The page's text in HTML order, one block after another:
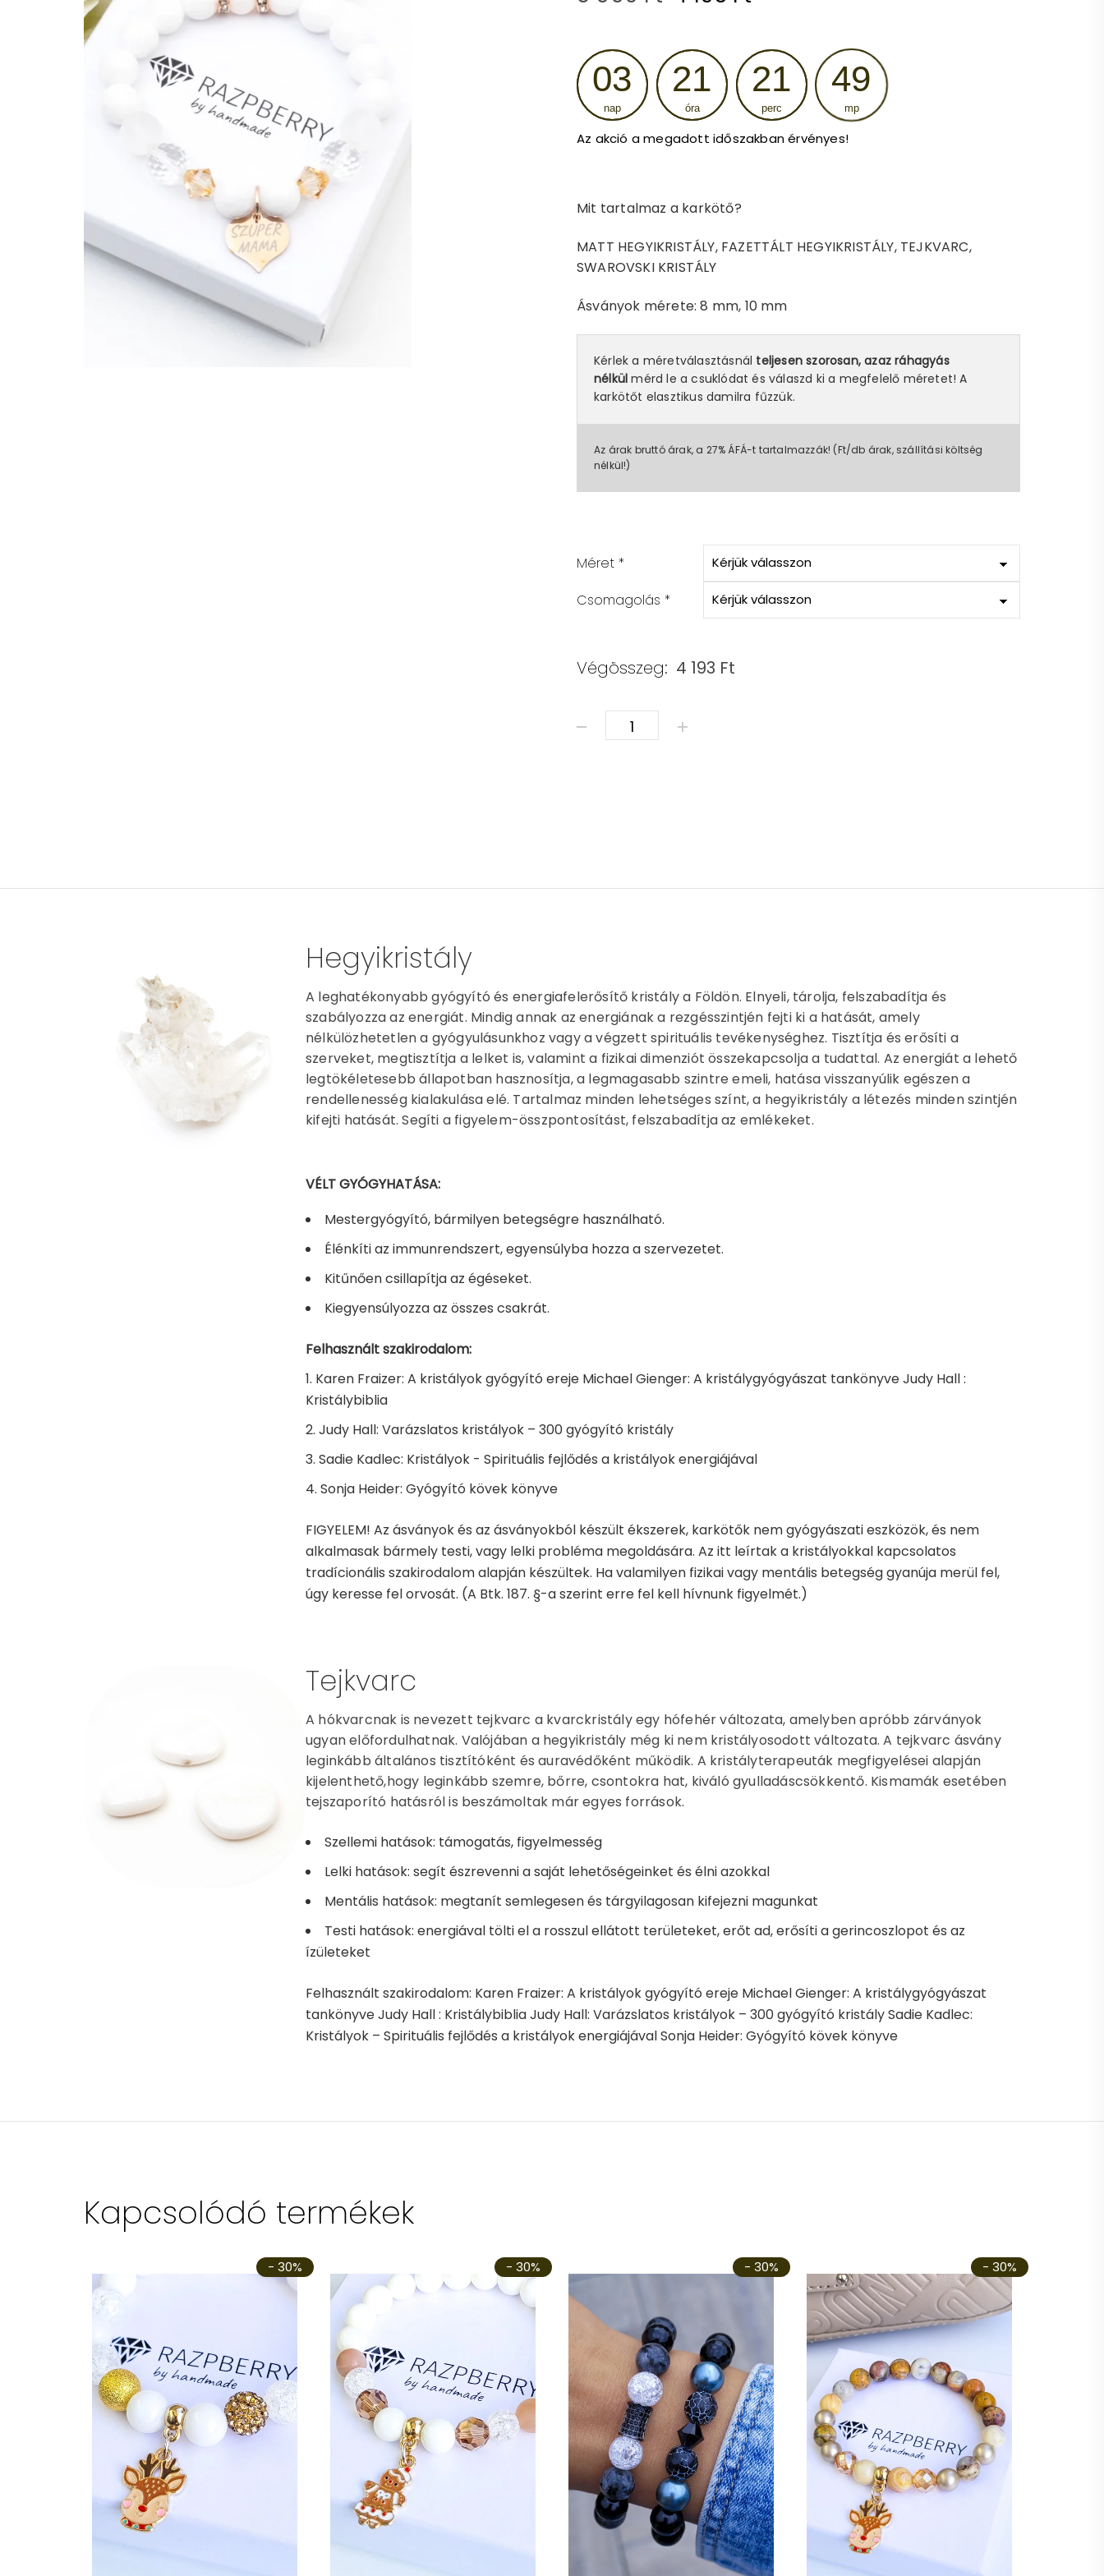
was:
5
990 Ft.
is:
4
193 Ft.
03
nap
21
óra
21
perc
48
mp
Az akció a megadott időszakban érvényes!
Mit tartalmaz a karkötő?
MATT HEGYIKRISTÁLY, FAZETTÁLT HEGYIKRISTÁLY, TEJKVARC,
SWAROVSKI KRISTÁLY
Ásványok mérete: 8 mm, 10 mm
Kérlek a méretválasztásnál teljesen szorosan, azaz ráhagyás
nélkül mérd le a csuklódat és válaszd ki a megfelelő méretet! A
karkötőt elasztikus damilra fűzzük.
Az árak bruttó árak, a 27% ÁFÁ-t tartalmazzák! (Ft/db árak, szállítási költség
nélkül!)
Méret *
Csomagolás *
Végösszeg: 4 193 Ft
Hegyikristály
A leghatékonyabb gyógyító és energiafelerősítő kristály a Földön. Elnyeli, tárolja, felszabadítja és
szabályozza az energiát. Mindig annak az energiának a rezgésszintjén fejti ki a hatását, amely
nélkülözhetetlen a gyógyulásunkhoz vagy a végzett spirituális tevékenységhez. Tisztítja és erősíti a
szerveket, megtisztítja a lelket is, valamint a fizikai dimenziót összekapcsolja a tudattal. Az energiát a lehető
legtökéletesebb állapotban hasznosítja, a legmagasabb szintre emeli, hatása visszanyúlik egészen a
rendellenesség kialakulása elé. Tartalmaz minden lehetséges színt, a hegyikristály a létezés minden szintjén
kifejti hatását. Segíti a figyelem-összpontosítást, felszabadítja az emlékeket.
VÉLT GYÓGYHATÁSA:
Mestergyógyító, bármilyen betegségre használható.
Élénkíti az immunrendszert, egyensúlyba hozza a szervezetet.
Kitűnően csillapítja az égéseket.
Kiegyensúlyozza az összes csakrát.
Felhasznált szakirodalom:
Karen Fraizer: A kristályok gyógyító ereje Michael Gienger: A kristálygyógyászat tankönyve Judy Hall :
Kristálybiblia
Judy Hall: Varázslatos kristályok – 300 gyógyító kristály
Sadie Kadlec: Kristályok - Spirituális fejlődés a kristályok energiájával
Sonja Heider: Gyógyító kövek könyve
FIGYELEM! Az ásványok és az ásványokból készült ékszerek, karkötők nem gyógyászati eszközök, és nem
alkalmasak bármely testi, vagy lelki probléma megoldására. Az itt leírtak a kristályokkal kapcsolatos
tradícionális szakirodalom alapján készültek. Ha valamilyen fizikai vagy mentális betegség gyanúja merül fel,
úgy keresse fel orvosát. (A Btk. 187. §-a szerint erre fel kell hívnunk figyelmét.)
Tejkvarc
A hókvarcnak is nevezett tejkvarc a kvarckristály egy hófehér változata, amelyben apróbb zárványok
ugyan előfordulhatnak. Valójában a hegyikristály még ki nem kristályosodott változata. A tejkvarc ásvány
leginkább általános tisztítóként és auravédőként működik. A kristályterapeuták megfigyelései alapján
kijelenthető,hogy leginkább szemre, bőrre, csontokra hat, kiváló gyulladáscsökkentő. Kismamák esetében
tejszaporító hatásról is beszámoltak már egyes források.
Szellemi hatások: támogatás, figyelmesség
Lelki hatások: segít észrevenni a saját lehetőségeinket és élni azokkal
Mentális hatások: megtanít semlegesen és tárgyilagosan kifejezni magunkat
Testi hatások: energiával tölti el a rosszul ellátott területeket, erőt ad, erősíti a gerincoszlopot és az
ízületeket
Felhasznált szakirodalom: Karen Fraizer: A kristályok gyógyító ereje Michael Gienger: A kristálygyógyászat
tankönyve Judy Hall : Kristálybiblia Judy Hall: Varázslatos kristályok – 300 gyógyító kristály Sadie Kadlec:
Kristályok – Spirituális fejlődés a kristályok energiájával Sonja Heider: Gyógyító kövek könyve
Kapcsolódó termékek
- 30% - 30% - 30% - 30%